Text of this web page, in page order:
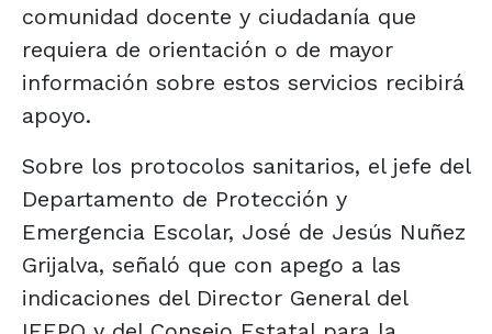
comunidad docente y ciudadanía que
requiera de orientación o de mayor
información sobre estos servicios recibirá
apoyo.
Sobre los protocolos sanitarios, el jefe del
Departamento de Protección y
Emergencia Escolar, José de Jesús Nuñez
Grijalva, señaló que con apego a las
indicaciones del Director General del